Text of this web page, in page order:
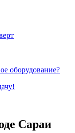
оборудование?
Сараи